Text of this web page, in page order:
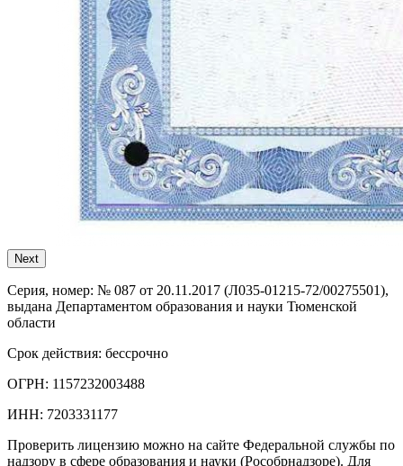
Next
Серия, номер: № 087 от 20.11.2017 (Л035-01215-72/00275501),
выдана Департаментом образования и науки Тюменской
области
Срок действия: бессрочно
ОГРН: 1157232003488
ИНН: 7203331177
Проверить лицензию можно на сайте Федеральной службы по
надзору в сфере образования и науки (Рособрнадзоре). Для